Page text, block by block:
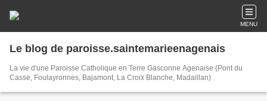
MENU
Le blog de paroisse.saintemarieenagenais
La vie d'une Paroisse Catholique en Terre Gasconne Agenaise (Pont du
Casse, Foulayronnes, Bajamont, La Croix Blanche, Madaillan)